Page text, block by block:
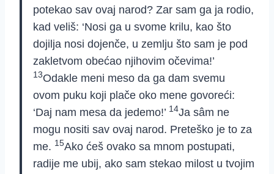
potekao sav ovaj narod? Zar sam ga ja rodio,
kad veliš: ‘Nosi ga u svome krilu, kao što
dojilja nosi dojenče, u zemlju što sam je pod
zakletvom obećao njihovim očevima!’
13Odakle meni meso da ga dam svemu
ovom puku koji plače oko mene govoreći:
‘Daj nam mesa da jedemo!’ 14Ja sâm ne
mogu nositi sav ovaj narod. Preteško je to za
me. 15Ako ćeš ovako sa mnom postupati,
radije me ubij, ako sam stekao milost u tvojim